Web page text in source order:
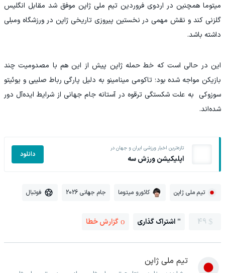
میتوما همچنین در اردوی فروردین تیم ملی ژاپن موفق شد مقابل انگلیس
گلزنی کند و نقش مهمی در نخستین پیروزی تاریخی ژاپن در ورزشگاه ومبلی
داشته باشد.
این در حالی است که خط حمله ژاپن پیش از این هم با مصدومیت چند
بازیکن مواجه شده بود؛ تاکومی مینامینو به دلیل پارگی رباط صلیبی و یوئیتو
سوزوکی به علت شکستگی ترقوه در آستانه جام جهانی از شرایط ایده‌آل دور
شده‌اند.
تازه‌ترین اخبار ورزشی ایران و جهان در
اپلیکیشن ورزش سه دانلود
تیم ملی ژاپن کائورو میتوما جام جهانی 2026 فوتبال
49 اشتراک گذاری گزارش خطا
تیم ملی ژاپن